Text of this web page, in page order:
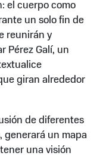
el cuerpo como
un solo fin de
reunirán y
Pérez Galí, un
giran alrededor
de diferentes
generará un mapa
una visión